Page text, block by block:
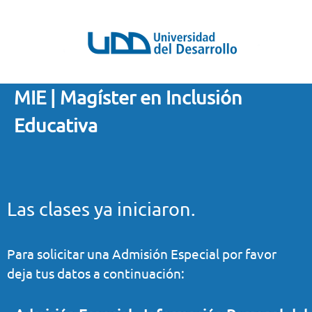
MIE | Magíster en Inclusión
Educativa
Las clases ya iniciaron.
Para solicitar una Admisión Especial por favor
deja tus datos a continuación: